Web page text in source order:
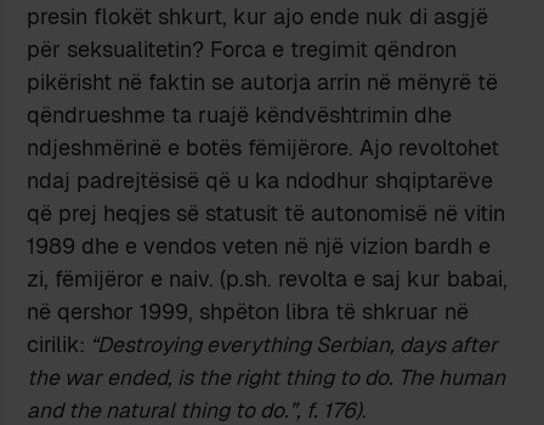
presin flokët shkurt, kur ajo ende nuk di asgjë
për seksualitetin? Forca e tregimit qëndron
pikërisht në faktin se autorja arrin në mënyrë të
qëndrueshme ta ruajë këndvështrimin dhe
ndjeshmërinë e botës fëmijërore. Ajo revoltohet
ndaj padrejtësisë që u ka ndodhur shqiptarëve
që prej heqjes së statusit të autonomisë në vitin
1989 dhe e vendos veten në një vizion bardh e
zi, fëmijëror e naiv. (p.sh. revolta e saj kur babai,
në qershor 1999, shpëton libra të shkruar në
cirilik: “Destroying everything Serbian, days after
the war ended, is the right thing to do. The human
and the natural thing to do.”, f. 176).